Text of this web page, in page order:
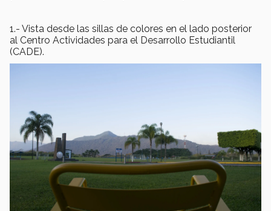
1.- Vista desde las sillas de colores en el lado posterior
al Centro Actividades para el Desarrollo Estudiantil
(CADE).